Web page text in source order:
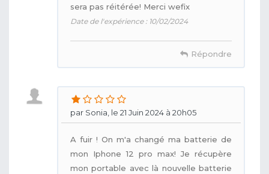
sera pas réitérée! Merci wefix
Date de l'expérience : 10/02/2024
Répondre
par Sonia, le 21 Juin 2024 à 20h05
A fuir ! On m'a changé ma batterie de
mon Iphone 12 pro max! Je récupère
mon portable avec là nouvelle batterie